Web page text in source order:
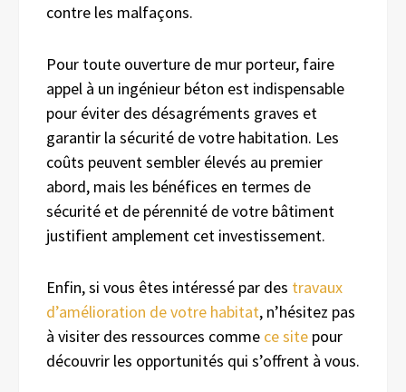
contre les malfaçons.
Pour toute ouverture de mur porteur, faire
appel à un ingénieur béton est indispensable
pour éviter des désagréments graves et
garantir la sécurité de votre habitation. Les
coûts peuvent sembler élevés au premier
abord, mais les bénéfices en termes de
sécurité et de pérennité de votre bâtiment
justifient amplement cet investissement.
Enfin, si vous êtes intéressé par des travaux
d’amélioration de votre habitat, n’hésitez pas
à visiter des ressources comme ce site pour
découvrir les opportunités qui s’offrent à vous.